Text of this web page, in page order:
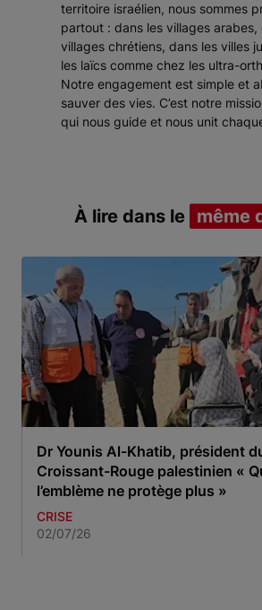
territoire israélien, nous sommes
partout : dans les villages arabes,
villages chrétiens, dans les villes
les laïcs comme chez les ultra-
Notre engagement est simple et
sauver des vies. C’est notre
qui nous guide et nous unit
À lire dans le même
Dr Younis Al-Khatib, président
Croissant-Rouge palestinien «
l’emblème ne protège plus »
CRISE
02/07/26